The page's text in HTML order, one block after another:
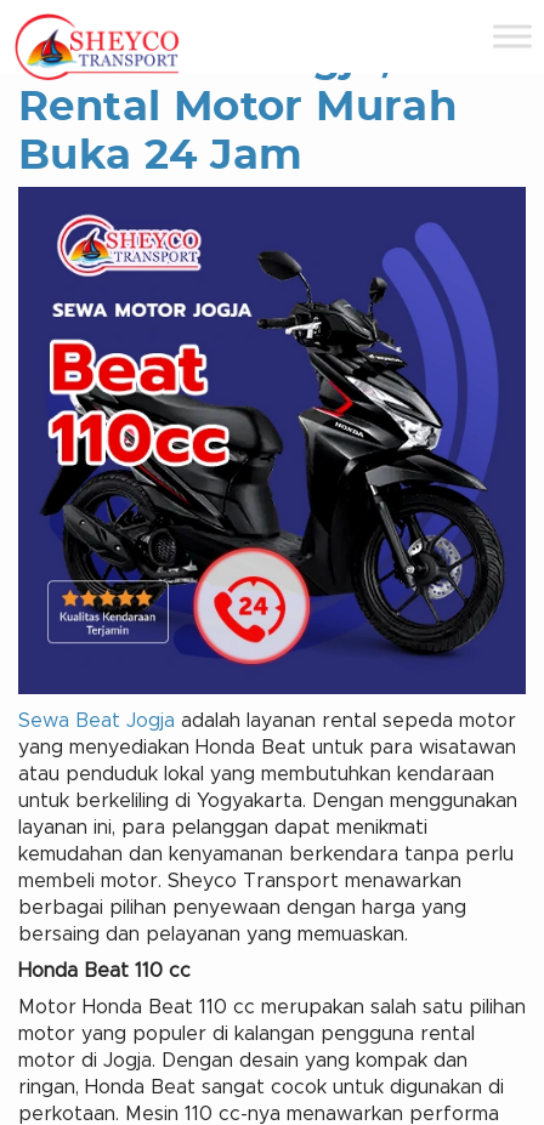
Sheyco Transport
Sewa Beat Jogja, Tarif
Rental Motor Murah
Buka 24 Jam
Sewa Beat Jogja adalah layanan rental sepeda motor
yang menyediakan Honda Beat untuk para wisatawan
atau penduduk lokal yang membutuhkan kendaraan
untuk berkeliling di Yogyakarta. Dengan menggunakan
layanan ini, para pelanggan dapat menikmati
kemudahan dan kenyamanan berkendara tanpa perlu
membeli motor. Sheyco Transport menawarkan
berbagai pilihan penyewaan dengan harga yang
bersaing dan pelayanan yang memuaskan.
Honda Beat 110 cc
Motor Honda Beat 110 cc merupakan salah satu pilihan
motor yang populer di kalangan pengguna rental
motor di Jogja. Dengan desain yang kompak dan
ringan, Honda Beat sangat cocok untuk digunakan di
perkotaan. Mesin 110 cc-nya menawarkan performa